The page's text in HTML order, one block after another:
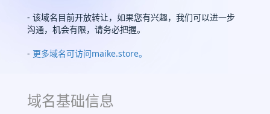
- 该域名目前开放转让，如果您有兴趣，我们可以进一步
沟通，机会有限，请务必把握。
- 更多域名可访问maike.store。
域名基础信息